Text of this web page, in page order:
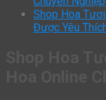
Shop Hoa
Được Yêu